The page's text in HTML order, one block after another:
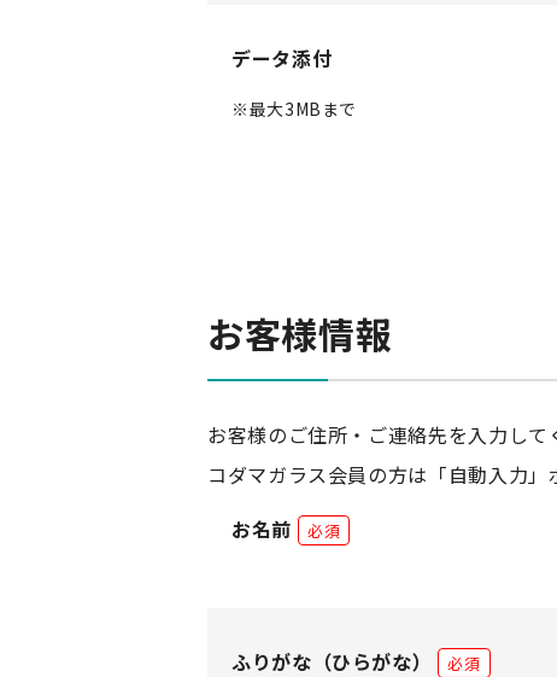
データ添付
最大3MBまで
お客様情報
お客様のご住所・ご連絡先を入力して
コダマガラス会員の方は「自動入力
お名前
必須
ふりがな （ひらがな） 必須